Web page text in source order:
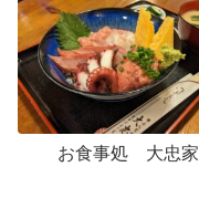
お食事処 大忠家